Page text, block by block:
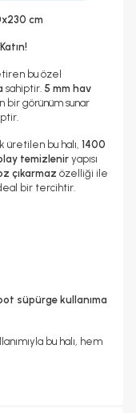
cm
bu özel
sahiptir. 5 mm hav
görünüm sunar
üretilen bu halı, 1400
temizlenir yapısı
çıkarmaz özelliği ile
bir tercihtir.
süpürge kullanıma
bu halı, hem